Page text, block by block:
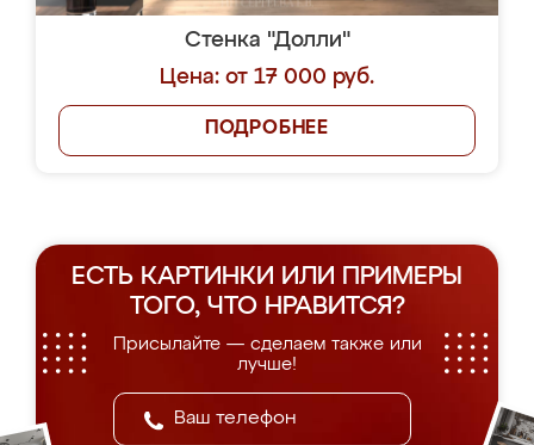
Стенка "Долли"
Цена: от 17 000 руб.
ПОДРОБНЕЕ
ЕСТЬ КАРТИНКИ ИЛИ ПРИМЕРЫ
ТОГО, ЧТО НРАВИТСЯ?
Присылайте — сделаем также или
лучше!